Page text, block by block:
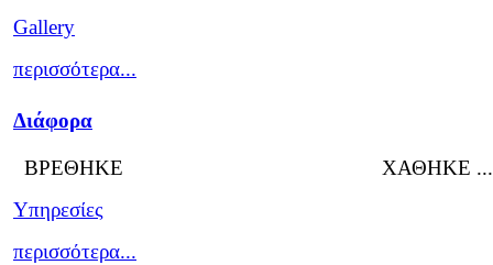
Gallery
περισσότερα...
Διάφορα
ΒΡΕΘΗΚΕ ΧΑΘΗΚΕ ...
Υπηρεσίες
περισσότερα...